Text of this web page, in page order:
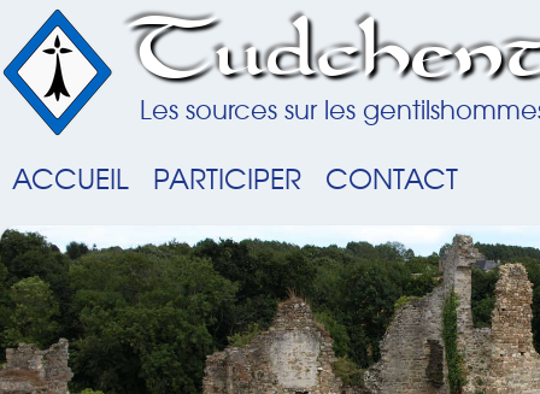
Les sources sur les
ACCUEIL PARTICIPER CONTACT